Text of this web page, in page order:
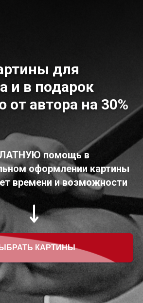
для
и в подарок
от автора на 30%
помощь в
оформлении картины
времени и возможности
КАРТИНЫ